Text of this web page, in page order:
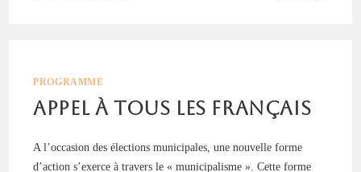
PROGRAMME
Appel à tous les Français
A l’occasion des élections municipales, une nouvelle forme
d’action s’exerce à travers le « municipalisme ». Cette forme